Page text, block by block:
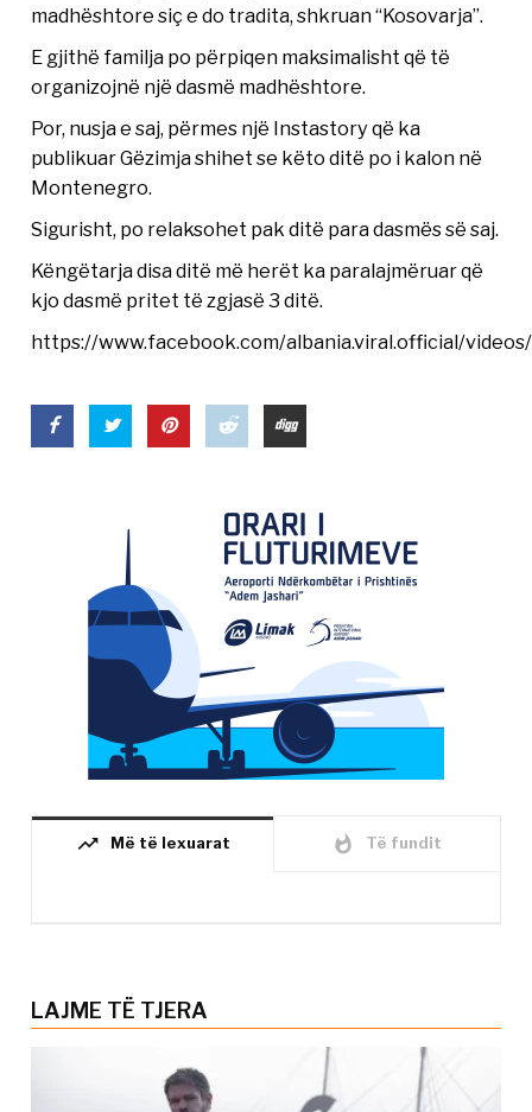
madhështore siç e do tradita, shkruan “Kosovarja”.
E gjithë familja po përpiqen maksimalisht që të
organizojnë një dasmë madhështore.
Por, nusja e saj, përmes një Instastory që ka
publikuar Gëzimja shihet se këto ditë po i kalon në
Montenegro.
Sigurisht, po relaksohet pak ditë para dasmës së saj.
Këngëtarja disa ditë më herët ka paralajmëruar që
kjo dasmë pritet të zgjasë 3 ditë.
https://www.facebook.com/albania.viral.official/
trending_up Më të lexuarat whatshot Të fundit
LAJME TË TJERA